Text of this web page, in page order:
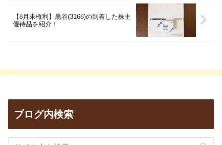
【8月末権利】黒谷(3168)の到着した株主
優待品を紹介！
ブログ内検索